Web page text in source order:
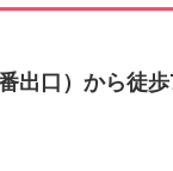
出口）から徒